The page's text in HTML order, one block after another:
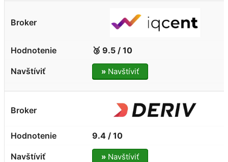
🥉 9.5 / 10
»Navštíviť
9.4 / 10
»Navštíviť